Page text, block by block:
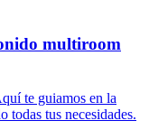
multiroom
te guiamos en la
todas tus necesidades.